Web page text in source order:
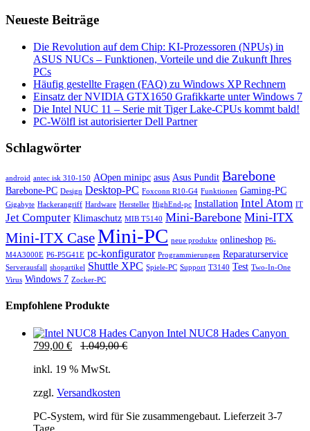
Neueste Beiträge
Die Revolution auf dem Chip: KI-Prozessoren (NPUs) in
ASUS NUCs – Funktionen, Vorteile und die Zukunft Ihres
PCs
Häufig gestellte Fragen (FAQ) zu Windows XP Rechnern
Einsatz der NVIDIA GTX1650 Grafikkarte unter Windows 7
Die Intel NUC 11 – Serie mit Tiger Lake-CPUs kommt bald!
PC-Wölfl ist autorisierter Dell Partner
Schlagwörter
android antec isk 310-150 AOpen minipc asus Asus Pundit Barebone
Barebone-PC Design Desktop-PC Foxconn R10-G4 Funktionen Gaming-PC
Gigabyte Hackerangriff Hardware Hersteller HighEnd-pc Installation Intel Atom IT
Jet Computer Klimaschutz MIB T5140 Mini-Barebone Mini-ITX
Mini-ITX CaseMini-PC neue produkte onlineshop P6-
M4A3000E P6-P5G41E pc-konfigurator Programmierungen Reparaturservice
Serverausfall shopartikel Shuttle XPC Spiele-PC Support T3140 Test Two-In-One
Virus Windows 7 Zocker-PC
Empfohlene Produkte
Intel NUC8 Hades Canyon
799,00 € 1.049,00€
inkl. 19 % MwSt.
zzgl. Versandkosten
PC-System, wird für Sie zusammengebaut. Lieferzeit 3-7
Tage